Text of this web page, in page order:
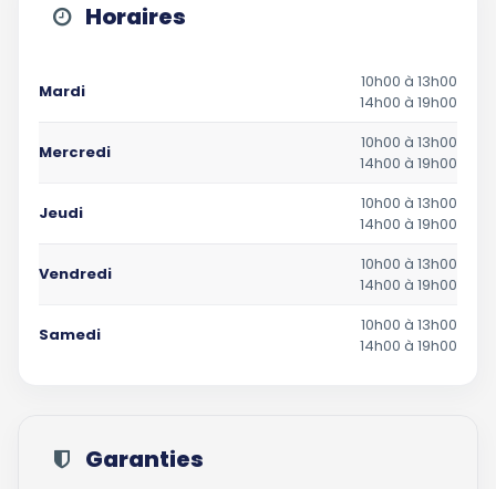
Horaires
Mardi
10h00 à 13h00
14h00 à 19h00
Mercredi
10h00 à 13h00
14h00 à 19h00
Jeudi
10h00 à 13h00
14h00 à 19h00
Vendredi
10h00 à 13h00
14h00 à 19h00
Samedi
10h00 à 13h00
14h00 à 19h00
Garanties